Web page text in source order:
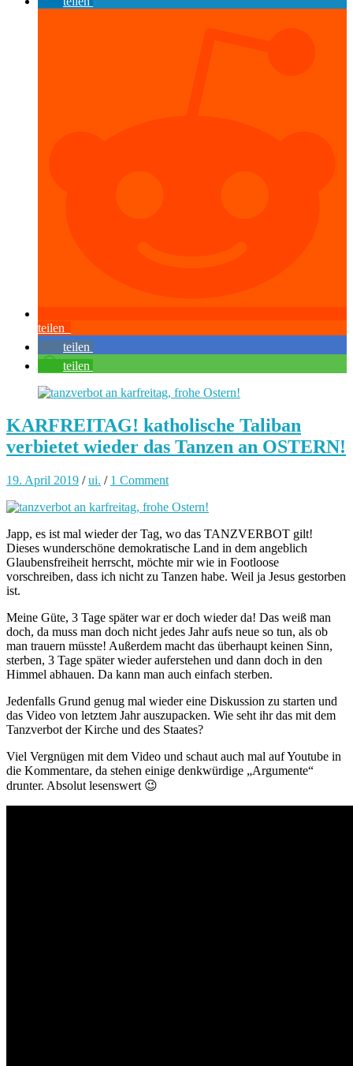
teilen
teilen
teilen
KARFREITAG! katholische Taliban
verbietet wieder das Tanzen an OSTERN!
19. April 2019 /ui. / 1 Comment
Japp, es ist mal wieder der Tag, wo das TANZVERBOT gilt!
Dieses wunderschöne demokratische Land in dem angeblich
Glaubensfreiheit herrscht, möchte mir wie in Footloose
vorschreiben, dass ich nicht zu Tanzen habe. Weil ja Jesus gestorben
ist.
Meine Güte, 3 Tage später war er doch wieder da! Das weiß man
doch, da muss man doch nicht jedes Jahr aufs neue so tun, als ob
man trauern müsste! Außerdem macht das überhaupt keinen Sinn,
sterben, 3 Tage später wieder auferstehen und dann doch in den
Himmel abhauen. Da kann man auch einfach sterben.
Jedenfalls Grund genug mal wieder eine Diskussion zu starten und
das Video von letztem Jahr auszupacken. Wie seht ihr das mit dem
Tanzverbot der Kirche und des Staates?
Viel Vergnügen mit dem Video und schaut auch mal auf Youtube in
die Kommentare, da stehen einige denkwürdige „Argumente“
drunter. Absolut lesenswert 😉